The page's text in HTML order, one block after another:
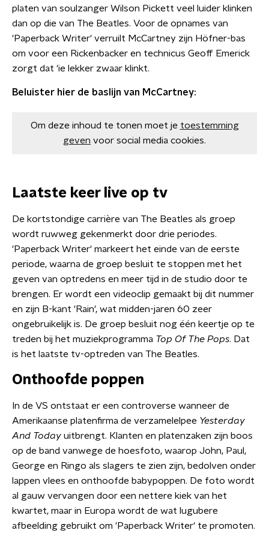
platen van soulzanger Wilson Pickett veel luider klinken
dan op die van The Beatles. Voor de opnames van
'Paperback Writer' verruilt McCartney zijn Höfner-bas
om voor een Rickenbacker en technicus Geoff Emerick
zorgt dat 'ie lekker zwaar klinkt.
Beluister hier de baslijn van McCartney:
Om deze inhoud te tonen moet je toestemming
geven voor social media cookies.
Laatste keer live op tv
De kortstondige carrière van The Beatles als groep
wordt ruwweg gekenmerkt door drie periodes.
'Paperback Writer' markeert het einde van de eerste
periode, waarna de groep besluit te stoppen met het
geven van optredens en meer tijd in de studio door te
brengen. Er wordt een videoclip gemaakt bij dit nummer
en zijn B-kant 'Rain', wat midden-jaren 60 zeer
ongebruikelijk is. De groep besluit nog één keertje op te
treden bij het muziekprogramma Top Of The Pops. Dat
is het laatste tv-optreden van The Beatles.
Onthoofde poppen
In de VS ontstaat er een controverse wanneer de
Amerikaanse platenfirma de verzamelelpee Yesterday
And Today uitbrengt. Klanten en platenzaken zijn boos
op de band vanwege de hoesfoto, waarop John, Paul,
George en Ringo als slagers te zien zijn, bedolven onder
lappen vlees en onthoofde babypoppen. De foto wordt
al gauw vervangen door een nettere kiek van het
kwartet, maar in Europa wordt de wat lugubere
afbeelding gebruikt om 'Paperback Writer' te promoten.